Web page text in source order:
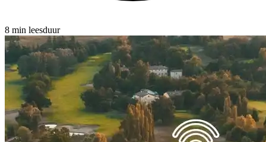
8 min leesduur